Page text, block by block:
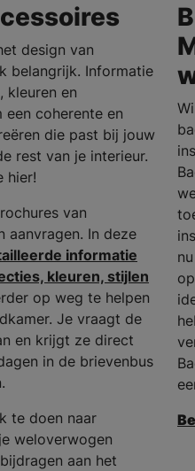
design van
belangrijk. Informatie
kleuren en
coherente en
die past bij jouw
rest van je interieur.
hier!
van
aanvragen. In deze
informatie
kleuren, stijlen
op weg te helpen
Je vraagt de
en krijgt ze direct
in de brievenbus
te doen naar
weloverwogen
aan het